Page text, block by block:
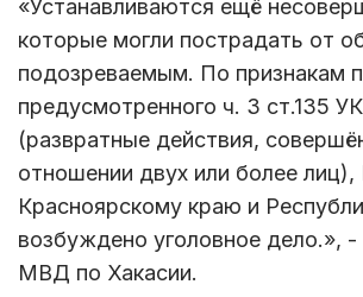
«Устанавливаются ещё
которые могли пострадать от
подозреваемым. По признакам
предусмотренного ч. 3 ст.135
(развратные действия,
отношении двух или более
Красноярскому краю и
возбуждено уголовное дело.», -
МВД по Хакасии.